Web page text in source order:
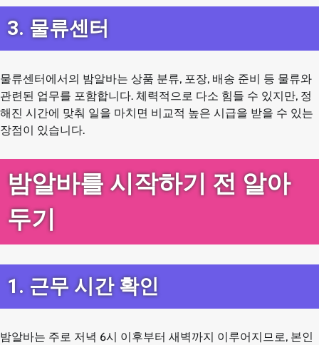
3. 물류센터
물류센터에서의 밤알바는 상품 분류, 포장, 배송 준비 등 물류와
관련된 업무를 포함합니다. 체력적으로 다소 힘들 수 있지만, 정
해진 시간에 맞춰 일을 마치면 비교적 높은 시급을 받을 수 있는
장점이 있습니다.
밤알바를 시작하기 전 알아
두기
1. 근무 시간 확인
밤알바는 주로 저녁 6시 이후부터 새벽까지 이루어지므로, 본인